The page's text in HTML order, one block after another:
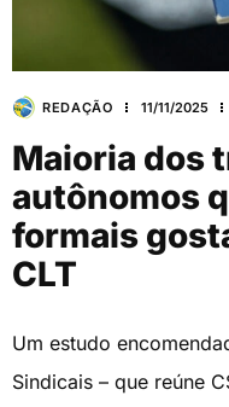
REDAÇÃO 11/11/2025
Maioria dos
autônomos
formais
CLT
Um estudo
Sindicais – que reúne